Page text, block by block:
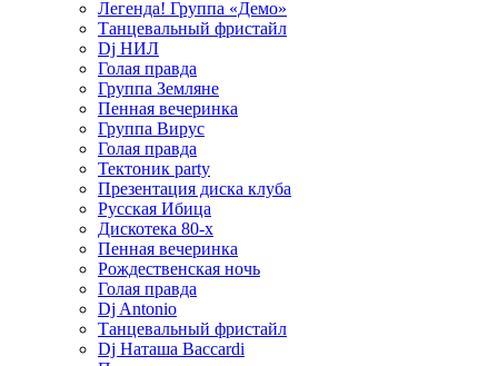
Легенда! Группа «Демо»
Танцевальный фристайл
Dj НИЛ
Голая правда
Группа Земляне
Пенная вечеринка
Группа Вирус
Голая правда
Тектоник party
Презентация диска клуба
Русская Ибица
Дискотека 80-х
Пенная вечеринка
Рождественская ночь
Голая правда
Dj Antonio
Танцевальный фристайл
Dj Наташа Baccardi